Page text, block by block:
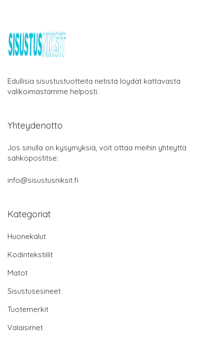
Edullisia sisustustuotteita netistä löydät kattavasta
valikoimastamme helposti.
Yhteydenotto
Jos sinulla on kysymyksiä, voit ottaa meihin yhteyttä
sähköpostitse:
info@sisustusniksit.fi
Kategoriat
Huonekalut
Kodintekstiilit
Matot
Sisustusesineet
Tuotemerkit
Valaisimet